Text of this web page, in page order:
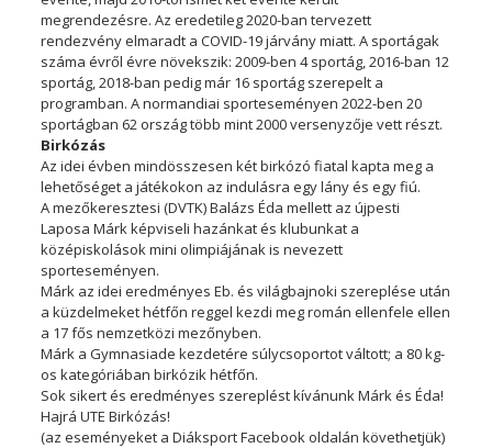
megrendezésre. Az eredetileg 2020-ban tervezett
rendezvény elmaradt a COVID-19 járvány miatt. A sportágak
száma évről évre növekszik: 2009-ben 4 sportág, 2016-ban 12
sportág, 2018-ban pedig már 16 sportág szerepelt a
programban. A normandiai sporteseményen 2022-ben 20
sportágban 62 ország több mint 2000 versenyzője vett részt.
Birkózás
Az idei évben mindösszesen két birkózó fiatal kapta meg a
lehetőséget a játékokon az indulásra egy lány és egy fiú.
A mezőkeresztesi (DVTK) Balázs Éda mellett az újpesti
Laposa Márk képviseli hazánkat és klubunkat a
középiskolások mini olimpiájának is nevezett
sporteseményen.
Márk az idei eredményes Eb. és világbajnoki szereplése után
a küzdelmeket hétfőn reggel kezdi meg román ellenfele ellen
a 17 fős nemzetközi mezőnyben.
Márk a Gymnasiade kezdetére súlycsoportot váltott; a 80 kg-
os kategóriában birkózik hétfőn.
Sok sikert és eredményes szereplést kívánunk Márk és Éda!
Hajrá UTE Birkózás!
(az eseményeket a Diáksport Facebook oldalán követhetjük)